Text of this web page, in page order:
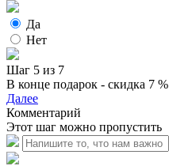
Да
Нет
Шаг 5 из 7
В конце подарок - скидка 7 %
Далее
Комментарий
Этот шаг можно пропустить